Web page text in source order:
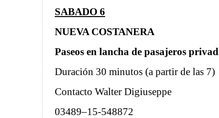
SABADO 6
NUEVA COSTANERA
Paseos en lancha de pasajeros
Duración 30 minutos (a partir de las 7)
Contacto Walter Digiuseppe
03489–15-548872